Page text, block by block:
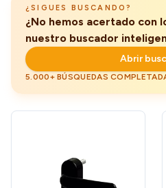
¿SIGUES BUSCANDO?
¿No hemos acertado con
nuestro buscador
Abrir
5.000+ BÚSQUEDAS